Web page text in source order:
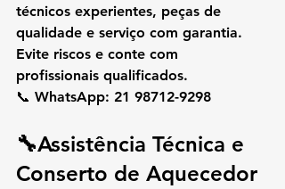
técnicos experientes, peças de
qualidade e serviço com garantia.
Evite riscos e conte com
profissionais qualificados.
📞 WhatsApp: 21 98712-9298
🔧Assistência Técnica e
Conserto de Aquecedor